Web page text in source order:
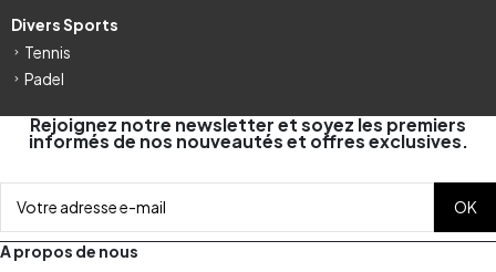
Divers Sports
Tennis
Padel
Rejoignez notre newsletter et soyez les premiers
informés de nos nouveautés et offres exclusives.
A propos de nous